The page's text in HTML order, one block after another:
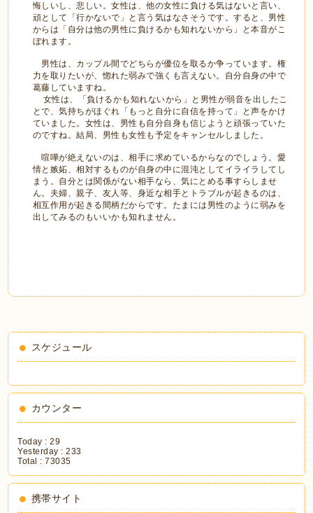
悔しいし、悲しい。女性は、他の女性に負ける気はないと言い、
頑として「行かないで」と言う気はなさそうです。すると、男性
からは「自分は他の男性に負けるかも知れないから」と本音がこ
ぼれます。
男性は、カップル間でどちらが優位を取るか争っています。権
力を取りたいが、惚れた弱みで強くも言えない。自分自身の中で
葛藤していますね。
女性は、「負けるかも知れないから」と男性が弱音を出したこ
とで、気持ちがほぐれ「もっと自分に自信を持って」と声をかけ
ていました。女性は、男性も自分自身も信じようと頑張っていた
のですね。結局、男性も女性も予定をキャンセルしました。
喧嘩が絶えないのは、相手に求めているからなのでしょう。愛
情と嫉妬、相対するものが自身の中に混沌としてイライラしてし
まう。自分とは関係がない相手なら、気にとめる事すらしませ
ん。夫婦、親子、友人等、身近な相手とトラブルが起きるのは、
相互作用が起きる間柄だからです。たまには男性のように弱みを
出してみるのもいいかも知れません。
スケジュール
カウンター
Today :29
Yesterday :233
Total :73035
携帯サイト